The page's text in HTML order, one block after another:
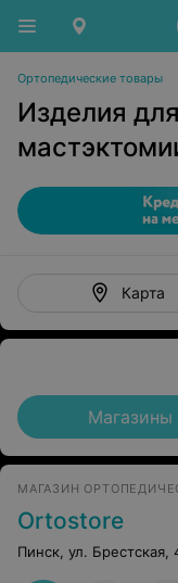
Ортопедические товары
Изделия
Карта
Магазины
МАГАЗИН
Ortostore
Пинск, ул. Брестская,